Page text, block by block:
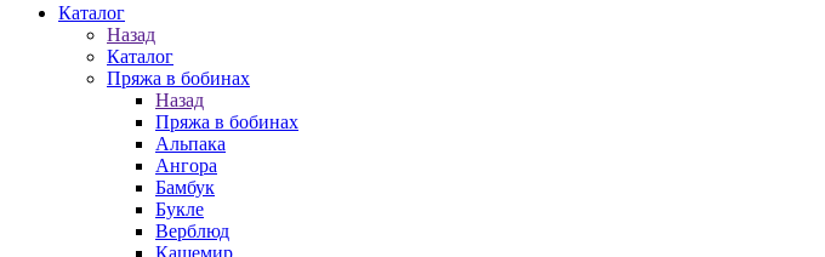
Каталог
Назад
Каталог
Пряжа в бобинах
Назад
Пряжа в бобинах
Альпака
Ангора
Бамбук
Букле
Верблюд
Кашемир